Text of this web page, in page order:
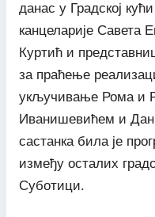
данас у Градској
канцеларије Савета
Куртић и
за праћење
укључивање Рома и
Иванишевићем и
састанка била је
између осталих
Суботици.